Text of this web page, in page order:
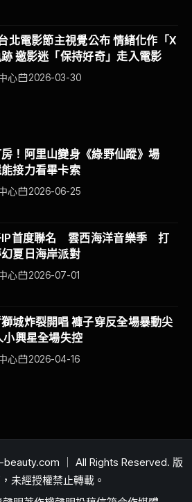
北電影節主視覺公布 情緒化作「X
邀影迷「保持好奇」走入電影
心 2026-03-30
！阿里山變身《綠野仙蹤》場
接力看畢卡索
心 2026-06-25
IP首度聯名 雲西海洋音樂季 打
夏日海岸派對
心 2026-07-01
城炸裂開唱 褲子穿反全場暴動尖
小興星全場失控
心 2026-04-16
｜ All Rights Reserved. 版
未經授權禁止轉載。